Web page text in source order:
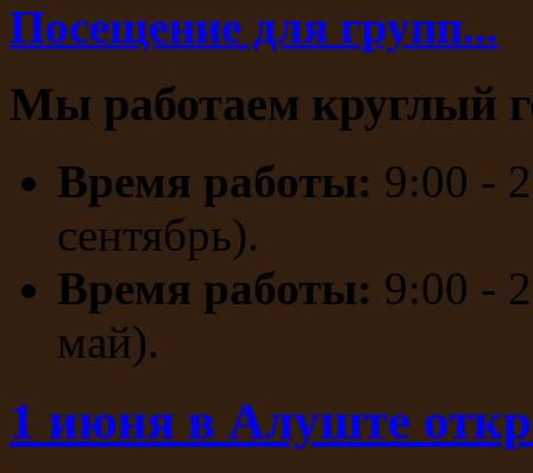
Посещение для групп...
Мы работаем круглый
Время работы: 9:00 -
сентябрь).
Время работы: 9:00 -
май).
1 июня в Алуште